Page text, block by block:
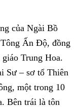
của Ngài Bồ
Ấn Độ, đồng
Trung Hoa.
Sư – sơ tổ Thiên
một trong 10
Bên trái là tôn